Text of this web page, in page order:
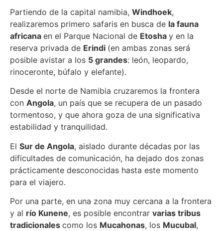
Partiendo de la capital namibia, Windhoek,
realizaremos primero safaris en busca de la fauna
africana en el Parque Nacional de Etosha y en la
reserva privada de Erindi (en ambas zonas será
posible avistar a los 5 grandes: león, leopardo,
rinoceronte, búfalo y elefante).
Desde el norte de Namibia cruzaremos la frontera
con Angola, un país que se recupera de un pasado
tormentoso, y que ahora goza de una significativa
estabilidad y tranquilidad.
El Sur de Angola, aislado durante décadas por las
dificultades de comunicación, ha dejado dos zonas
prácticamente desconocidas hasta este momento
para el viajero.
Por una parte, en una zona muy cercana a la frontera
y al río Kunene, es posible encontrar varias tribus
tradicionales como los Mucahonas, los Mucubal,